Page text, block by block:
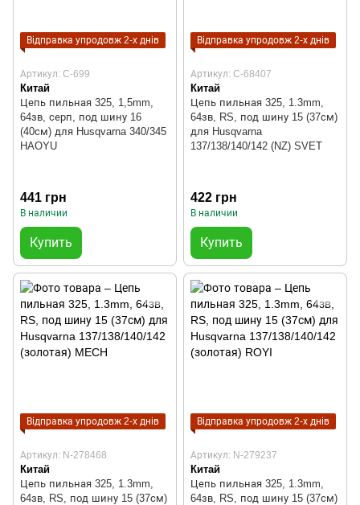
Відправка упродовж 2-х днів
Артикул: C-699
Китай
Цепь пильная 325, 1,5mm,
64зв, серп, под шину 16
(40см) для Husqvarna 340/345
HAOYU
441 грн
В наличии
Купить
Відправка упродовж 2-х днів
Артикул: C-68407
Китай
Цепь пильная 325, 1.3mm,
64зв, RS, под шину 15 (37см)
для Husqvarna
137/138/140/142 (NZ) SVET
422 грн
В наличии
Купить
Відправка упродовж 2-х днів
Артикул: N-278468
Китай
Цепь пильная 325, 1.3mm,
64зв, RS, под шину 15 (37см)
Відправка упродовж 2-х днів
Артикул: N-279237
Китай
Цепь пильная 325, 1.3mm,
64зв, RS, под шину 15 (37см)